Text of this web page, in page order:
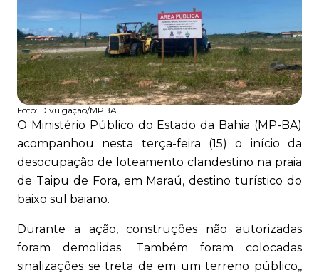
Foto: Divulgação/MPBA
O Ministério Público do Estado da Bahia (MP-BA)
acompanhou nesta terça-feira (15) o início da
desocupação de loteamento clandestino na praia
de Taipu de Fora, em Maraú, destino turístico do
baixo sul baiano.
Durante a ação, construções não autorizadas
foram demolidas. Também foram colocadas
sinalizações se treta de em um terreno público,,